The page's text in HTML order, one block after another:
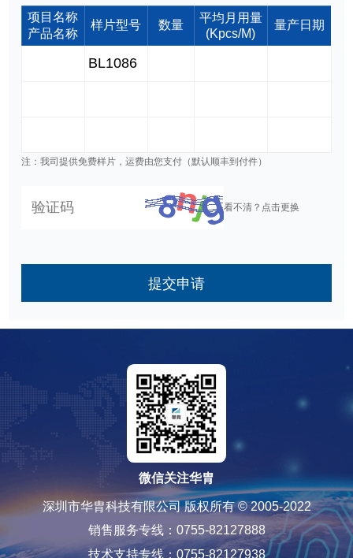
项目名称
产品名称
样片型号 数量
平均月用量
(Kpcs/M)
量产日期
注：我司提供免费样片，运费由您支付（默认顺丰到付件）
看不清？点击更换
提交申请
微信关注华胄
深圳市华胄科技有限公司 版权所有 © 2005-2022
销售服务专线：0755-82127888
技术支持专线：0755-82127938